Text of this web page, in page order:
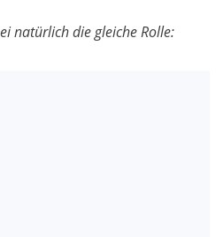
natürlich die gleiche Rolle: